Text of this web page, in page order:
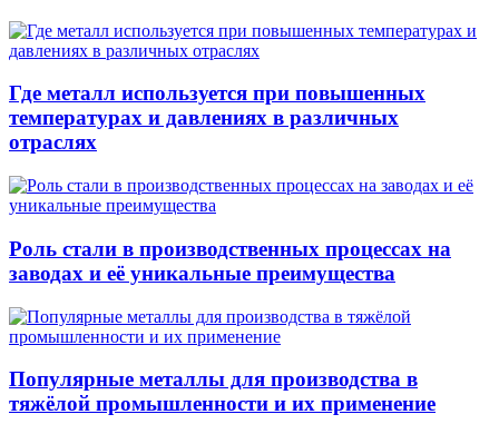
Где металл используется при повышенных
температурах и давлениях в различных
отраслях
Роль стали в производственных процессах на
заводах и её уникальные преимущества
Популярные металлы для производства в
тяжёлой промышленности и их применение